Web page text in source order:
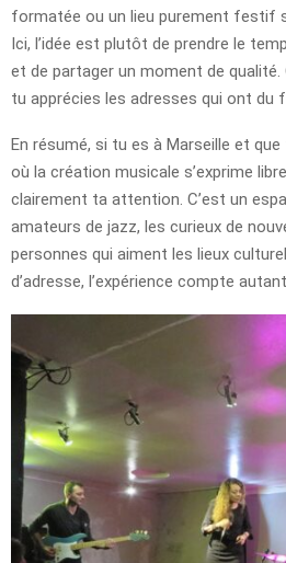
formatée ou un lieu purement festif
Ici, l’idée est plutôt de prendre le
et de partager un moment de
tu apprécies les adresses qui ont du
En résumé, si tu es à Marseille et
où la création musicale s’exprime
clairement ta attention. C’est un
amateurs de jazz, les curieux de
personnes qui aiment les lieux
d’adresse, l’expérience compte